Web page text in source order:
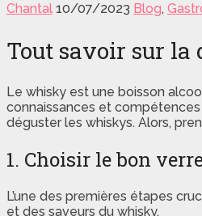
Chantal 10/07/2023 Blog,
Tout savoir sur la
Le whisky est une boisson
connaissances et
déguster les whiskys. Alors,
1. Choisir le bon
L’une des premières étapes
et des saveurs du whisky.